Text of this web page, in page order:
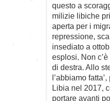
questo a
milizie libiche
aperta per i
repressione,
insediato a
esplosi. Non
di destra. Allo
l’abbiamo
Libia nel 2017,
portare avanti